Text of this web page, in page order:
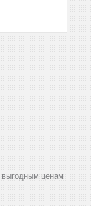
выгодным ценам